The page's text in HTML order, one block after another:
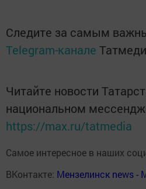
Следите за самым
Telegram-канале
Читайте новости
национальном
https://max.ru/tatmedia
Самое интересное в наших
ВКонтакте: Мензелинск news -